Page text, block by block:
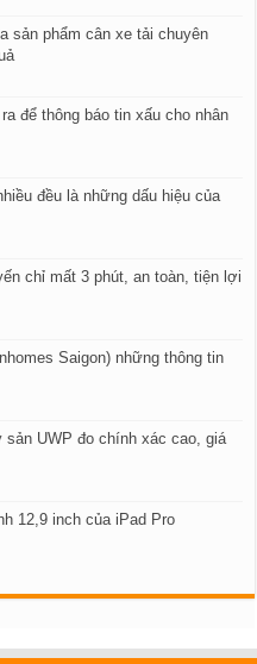
sản phẩm cân xe tải chuyên
để thông báo tin xấu cho nhân
đều là những dấu hiệu của
chỉ mất 3 phút, an toàn, tiện lợi
Saigon) những thông tin
UWP đo chính xác cao, giá
12,9 inch của iPad Pro